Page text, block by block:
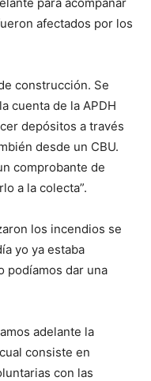
afectados por los
construcción. Se
cuenta de la APDH
depósitos a través
desde un CBU.
comprobante de
a la colecta”.
los incendios se
yo ya estaba
podíamos dar una
adelante la
consiste en
con las